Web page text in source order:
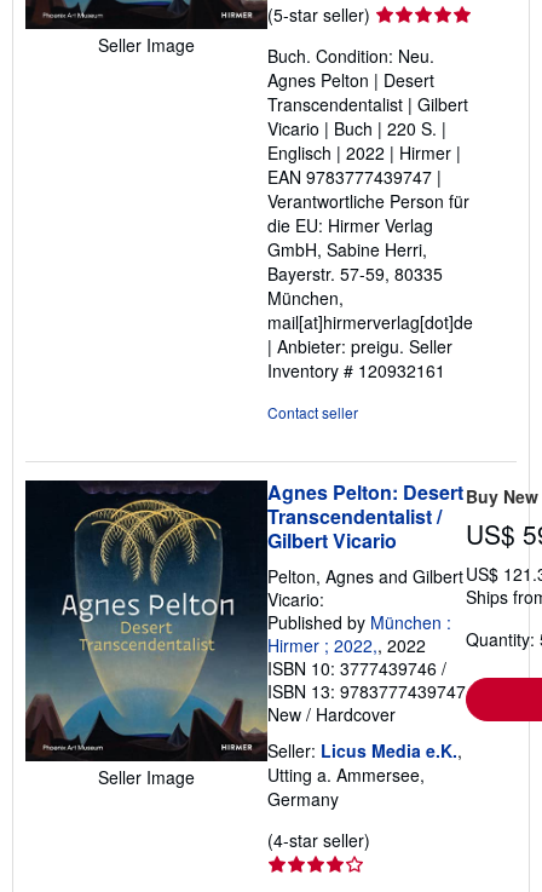
Seller Image
(5-star seller) Seller
5
out
of
5
stars
Buch. Condition: Neu.
Agnes Pelton | Desert
Transcendentalist | Gilbert
Vicario | Buch | 220 S. |
Englisch | 2022 | Hirmer |
EAN 9783777439747 |
Verantwortliche Person für
die EU: Hirmer Verlag
GmbH, Sabine Herri,
Bayerstr. 57-59, 80335
München,
mail[at]hirmerverlag[dot]de
| Anbieter: preigu. Seller
Inventory # 120932161
Contact seller
Seller Image
Agnes Pelton: Desert
Transcendentalist /
Gilbert Vicario
Pelton, Agnes and Gilbert
Vicario:
Published by München :
Hirmer ; 2022,, 2022
ISBN 10: 3777439746 /
ISBN 13: 9783777439747
New / Hardcover
Seller: Licus Media e.K.,
Utting a. Ammersee,
Germany
(4-star seller)
Buy New
US$
US$
Ships
Quantity: